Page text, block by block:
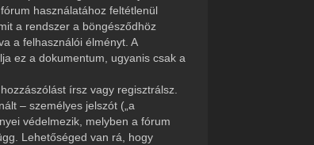
használatához feltétlenül
a rendszer a böngésződhöz
a felhasználói élményt. A
ez a dokumentum, ugyanis csak a
írsz vagy regisztrálsz.
– személyes jelszót („a
védelmezik, melyben a fórum
Lehetőséged van rá, hogy